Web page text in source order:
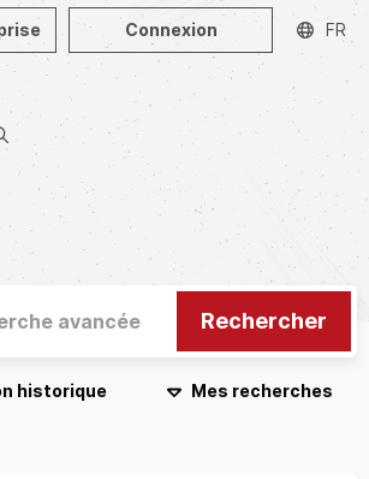
Connexion FR
avancée Rechercher
historique Mes recherches